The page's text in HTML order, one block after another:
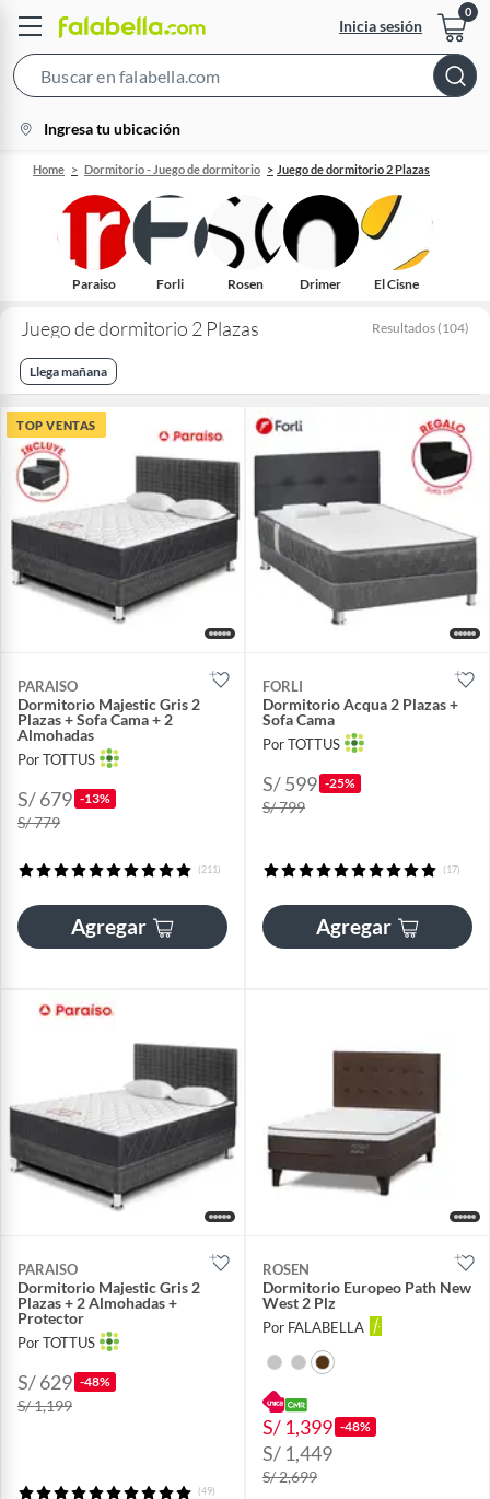
Inicia sesión
Bar
location-
icon
Ingresa tu ubicación
Home Dormitorio - Juego de dormitorio Juego de dormitorio 2 Plazas
Paraiso Forli Rosen Drimer El Cisne
Juego de dormitorio 2 Plazas Resultados (104)
Llega mañana
TOP VENTAS
PARAISO
Dormitorio Majestic Gris 2
Plazas + Sofa Cama + 2
Almohadas
Por TOTTUS
S/ 679 -13%
S/ 779
(211)
Agregar
FORLI
Dormitorio Acqua 2 Plazas +
Sofa Cama
Por TOTTUS
S/ 599 -25%
S/ 799
(17)
Agregar
PARAISO
Dormitorio Majestic Gris 2
Plazas + 2 Almohadas +
Protector
Por TOTTUS
S/ 629 -48%
S/ 1,199
(49)
ROSEN
Dormitorio Europeo Path New
West 2 Plz
Por FALABELLA
S/ 1,399 -48%
S/ 1,449
S/ 2,699